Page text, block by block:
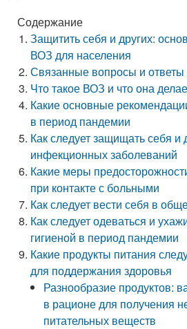
Содержание
Защитить себя и других:
ВОЗ для населения
Связанные вопросы и ответы
Что такое ВОЗ и что она
Какие основные
в период пандемии
Как следует защищать себя и
инфекционных заболеваний
Какие меры
при контакте с больными
Как следует вести себя в
Как следует одеваться и
гигиеной в период пандемии
Какие продукты питания
для поддержания здоровья
Разнообразие продуктов:
в рационе для получения
питательных веществ